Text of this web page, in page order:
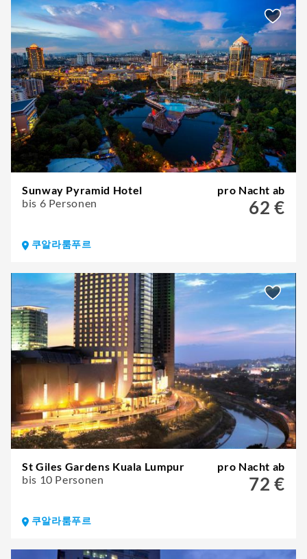
Sunway Pyramid Hotel
bis 6 Personen
pro Nacht ab
62 €
쿠알라룸푸르
St Giles Gardens Kuala Lumpur
bis 10 Personen
pro Nacht ab
72 €
쿠알라룸푸르